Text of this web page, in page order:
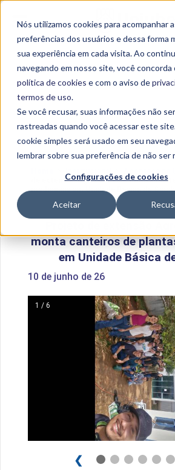
Nós utilizamos cookies para acompanhar
preferências dos usuários e dessa forma
sua experiência em cada visita. Ao
navegando em nosso site, você concorda
política de cookies e com o aviso de
termos de uso.
Se você recusar, suas informações não
rastreadas quando você acessar este
cookie simples será usado em seu
lembrar sobre sua preferência de não ser
Configurações de cookies
Aceitar
de extensão Agro e Saúde monta
medicinais em Unidade Básica de
monta canteiros de
em Unidade Básica
10 de junho de 26
1 / 6
❮